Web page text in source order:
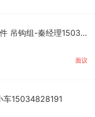
吊钩组-秦经理
面议
车15034828191